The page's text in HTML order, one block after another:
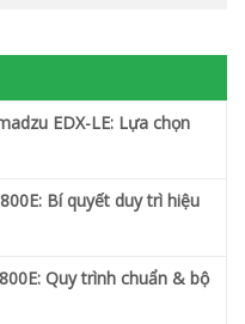
EDX-LE: Lựa chọn
Bí quyết duy trì hiệu
Quy trình chuẩn & bộ